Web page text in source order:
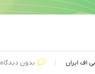
اف ایران بدون دیدگاه